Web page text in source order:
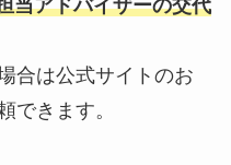
当アドバイザーの交代
合は公式サイトのお
できます。